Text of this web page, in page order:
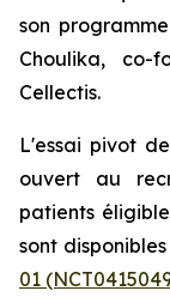
son
Choulika, co-
Cellectis.
L'essai pivot
ouvert au
patients
sont
01